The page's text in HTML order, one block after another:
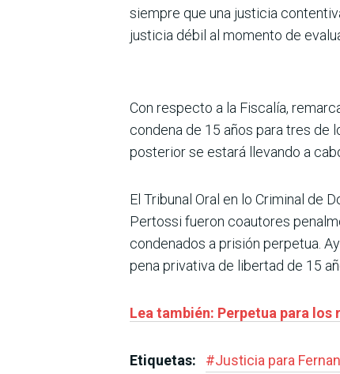
siempre que una justicia
justicia débil al momento de
Con respecto a la Fiscalía,
condena de 15 años para tres de
posterior se estará llevando a
El Tribunal Oral en lo Criminal de
Pertossi fueron coautores
condenados a prisión perpetua.
pena privativa de libertad de 15
Lea también: Perpetua para los
Etiquetas: #Justicia para